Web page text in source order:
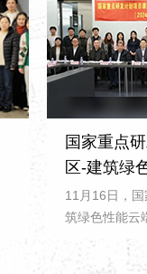
国家重点
区-建筑绿
云端集成
证会举行
11月16日，
筑绿色性能云
目课题五：“
能优化软件